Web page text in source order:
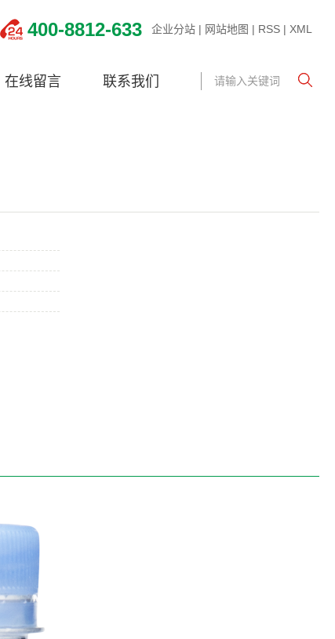
企业分站| 网站地图 | RSS| XML
400-8812-633
在线留言 联系我们